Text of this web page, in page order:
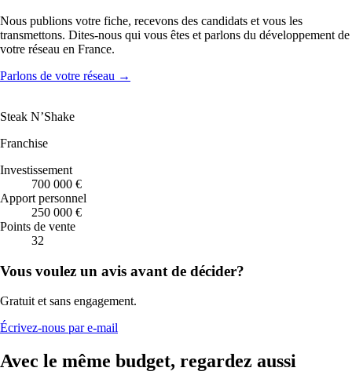
Nous publions votre fiche, recevons des candidats et vous les
transmettons. Dites-nous qui vous êtes et parlons du développement de
votre réseau en France.
Parlons de votre réseau →
Steak N’Shake
Franchise
Investissement
700 000 €
Apport personnel
250 000 €
Points de vente
32
Vous voulez un avis avant de décider?
Gratuit et sans engagement.
Écrivez-nous par e-mail
Avec le même budget, regardez aussi